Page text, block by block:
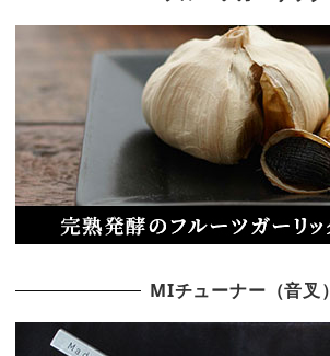
MIチューナー（音叉）